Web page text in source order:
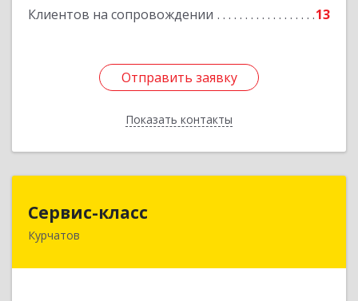
Клиентов на сопровождении 13
Отправить заявку
Показать контакты
Подробнее
Отправить заявку
Назад
Сервис-класс
Курчатов